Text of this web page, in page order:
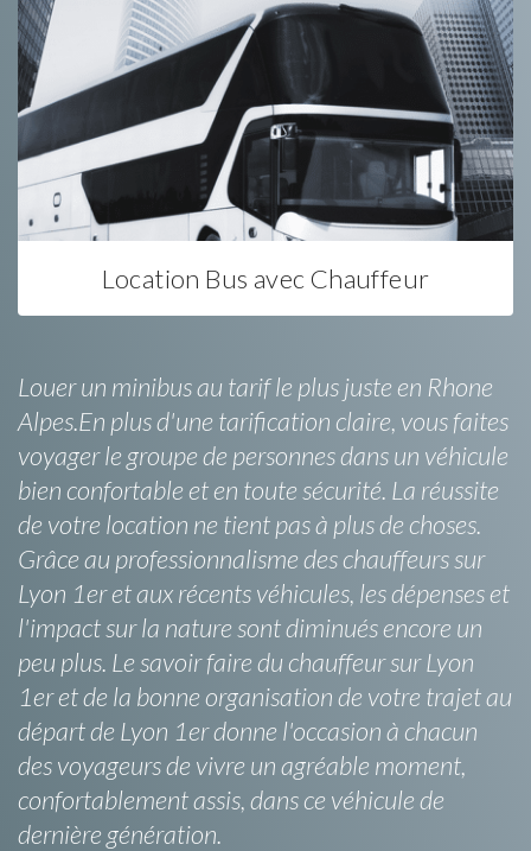
Location Bus avec Chauffeur
Louer un minibus au tarif le plus juste en Rhone
Alpes.En plus d'une tarification claire, vous faites
voyager le groupe de personnes dans un véhicule
bien confortable et en toute sécurité. La réussite
de votre location ne tient pas à plus de choses.
Grâce au professionnalisme des chauffeurs sur
Lyon 1er et aux récents véhicules, les dépenses et
l'impact sur la nature sont diminués encore un
peu plus. Le savoir faire du chauffeur sur Lyon
1er et de la bonne organisation de votre trajet au
départ de Lyon 1er donne l'occasion à chacun
des voyageurs de vivre un agréable moment,
confortablement assis, dans ce véhicule de
dernière génération.